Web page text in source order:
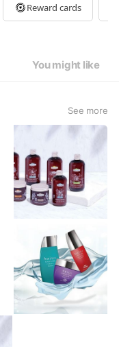
Reward cards
You might like
See more